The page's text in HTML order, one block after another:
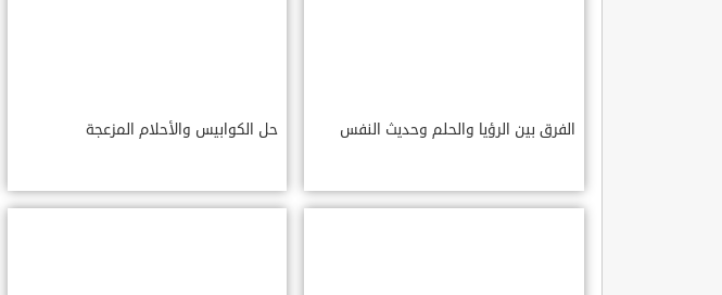
الفرق بين الرؤيا والحلم وحديث النفس حل الكوابيس والأحلام المزعجة